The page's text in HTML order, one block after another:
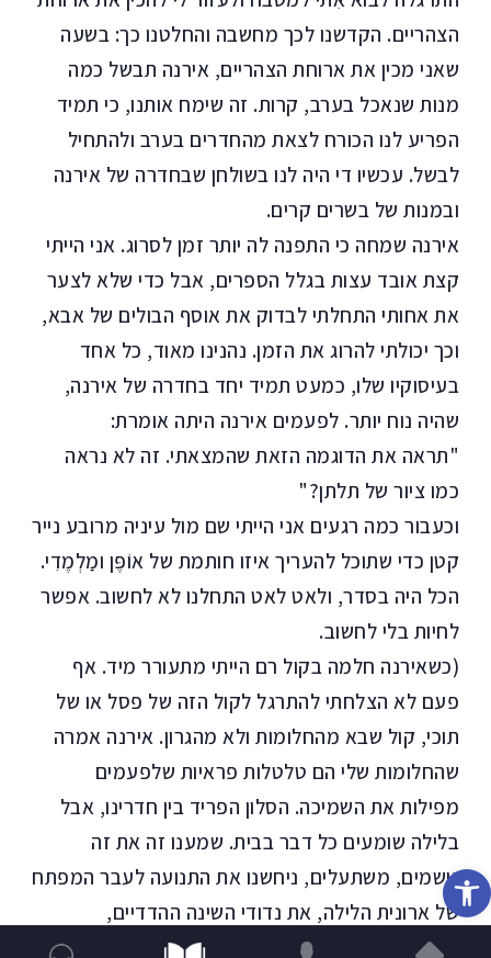
פתח סרגל נגישות
הצהריים. הקדשנו לכך מחשבה והחלטנו כך: בשעה
שאני מכין את ארוחת הצהריים, אירנה תבשל כמה
מנות שנאכל בערב, קרות. זה שימח אותנו, כי תמיד
הפריע לנו הכורח לצאת מהחדרים בערב ולהתחיל
לבשל. עכשיו די היה לנו בשולחן שבחדרה של אירנה
ובמנות של בשרים קרים.
אירנה שמחה כי התפנה לה יותר זמן לסרוג. אני הייתי
קצת אובד עצות בגלל הספרים, אבל כדי שלא לצער
את אחותי התחלתי לבדוק את אוסף הבולים של אבא,
וכך יכולתי להרוג את הזמן. נהנינו מאוד, כל אחד
בעיסוקיו שלו, כמעט תמיד יחד בחדרה של אירנה,
שהיה נוח יותר. לפעמים אירנה היתה אומרת:
"תראה את הדוגמה הזאת שהמצאתי. זה לא נראה
כמו ציור של תלתן?"
וכעבור כמה רגעים אני הייתי שם מול עיניה מרובע נייר
קטן כדי שתוכל להעריך איזו חותמת של אוֹפֶּן ומַלְמֶדִי.
הכל היה בסדר, ולאט לאט התחלנו לא לחשוב. אפשר
לחיות בלי לחשוב.
(כשאירנה חלמה בקול רם הייתי מתעורר מיד. אף
פעם לא הצלחתי להתרגל לקול הזה של פסל או של
תוכי, קול שבא מהחלומות ולא מהגרון. אירנה אמרה
שהחלומות שלי הם טלטלות פראיות שלפעמים
מפילות את השמיכה. הסלון הפריד בין חדרינו, אבל
בלילה שומעים כל דבר בבית. שמענו זה את זה
נושמים, משתעלים, ניחשנו את התנועה לעבר המפתח
של ארונית הלילה, את נדודי השינה ההדדיים,
התכופים.